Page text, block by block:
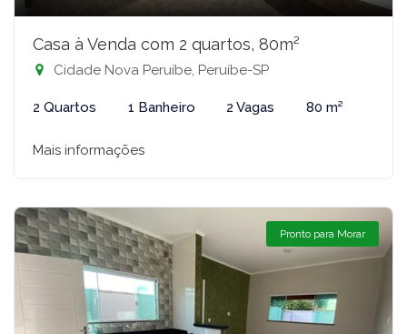
Casa à Venda com 2 quartos, 80m²
Cidade Nova Peruíbe, Peruíbe-SP
2 Quartos 1 Banheiro 2 Vagas 80 m²
Mais informações
Pronto para Morar